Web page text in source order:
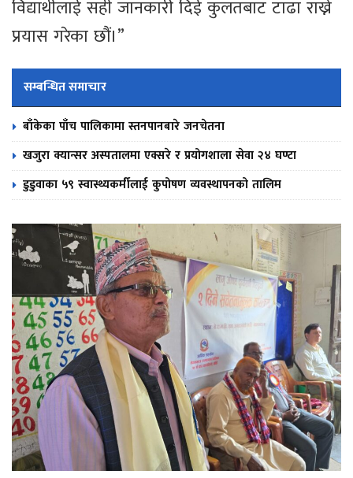
विद्यार्थीलाई सही जानकारी दिई कुलतबाट टाढा राख्ने
प्रयास गरेका छौं।”
सम्बन्धित समाचार
बाँकेका पाँच पालिकामा स्तनपानबारे जनचेतना
खजुरा क्यान्सर अस्पतालमा एक्सरे र प्रयोगशाला सेवा २४ घण्टा
डुडुवाका ५९ स्वास्थ्यकर्मीलाई कुपोषण व्यवस्थापनको तालिम